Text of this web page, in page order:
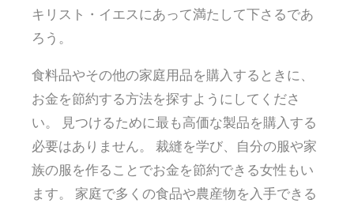
キリスト・イエスにあって満たして下さるであ
ろう。
食料品やその他の家庭用品を購入するときに、
お金を節約する方法を探すようにしてくださ
い。 見つけるために最も高価な製品を購入する
必要はありません。 裁縫を学び、自分の服や家
族の服を作ることでお金を節約できる女性もい
ます。 家庭で多くの食品や農産物を入手できる